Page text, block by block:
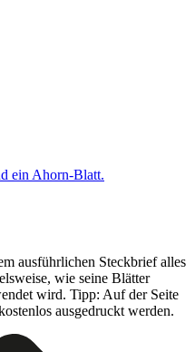
ausführlichen Steckbrief alles
wie seine Blätter
wird. Tipp: Auf der Seite
ausgedruckt werden.